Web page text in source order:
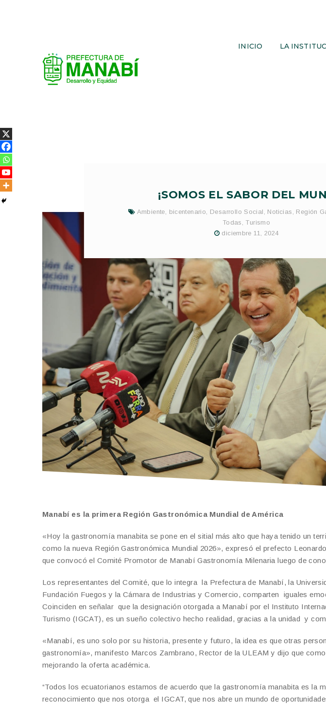
INICIO LA
¡SOMOS EL SABOR DEL
Ambiente bicentenario Desarrollo Social Noticias Región
Todas
Turismo
diciembre 11, 2024
Manabí es la primera Región Gastronómica Mundial de América
«Hoy la gastronomía manabita se pone en el sitial más alto que haya tenido un
como la nueva Región Gastronómica Mundial 2026», expresó el prefecto
que convocó el Comité Promotor de Manabí Gastronomía Milenaria luego de
Los representantes del Comité, que lo integra la Prefectura de Manabí, la
Fundación Fuegos y la Cámara de Industrias y Comercio, comparten iguales
Coinciden en señalar que la designación otorgada a Manabí por el Instituto
Turismo (IGCAT), es un sueño colectivo hecho realidad, gracias a la unidad y
«Manabí, es uno solo por su historia, presente y futuro, la idea es que otras
gastronomía», manifesto Marcos Zambrano, Rector de la ULEAM y dijo que
mejorando la oferta académica.
“Todos los ecuatorianos estamos de acuerdo que la gastronomía manabita es la
reconocimiento que nos otorga el IGCAT, que nos abre un mundo de